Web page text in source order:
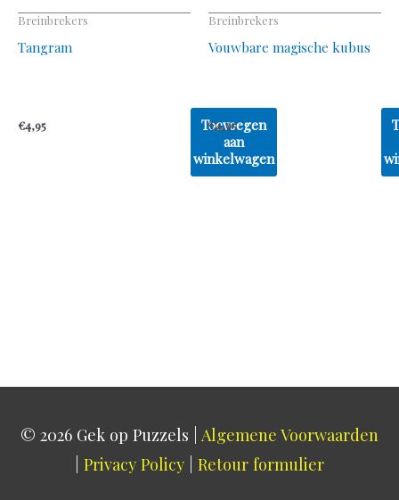
Breinbrekers
Tangram
€4,95
Toevoegen
aan
winkelwagen
Breinbrekers
Vouwbare magische kubus
€4,95
© 2026 Gek op Puzzels
Algemene Voorwaarden
Privacy Policy Retour formulier